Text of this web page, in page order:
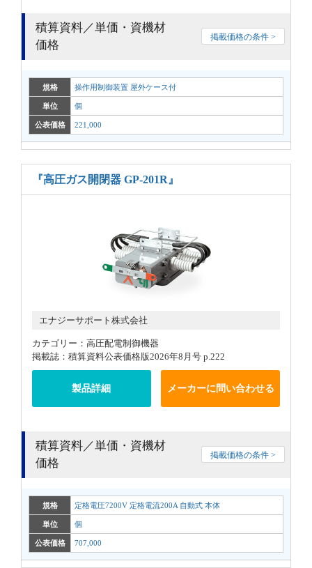
積算資料／単価・資機材
価格
掲載価格の条件 >
規格 操作用制御装置 屋外ケース付
単位 個
公表価格 221,000
『高圧ガス開閉器 GP-201R』
エナジーサポート株式会社
カテゴリー：高圧配電制御機器
掲載誌：積算資料公表価格版2026年8月号 p.222
製品詳細 メーカーに問い合わせる
積算資料／単価・資機材
価格
掲載価格の条件 >
規格 定格電圧7200V 定格電流200A 自動式 本体
単位 個
公表価格 707,000